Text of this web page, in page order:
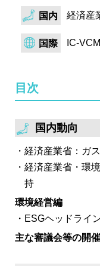
日本卸電力取引
FIT非化石証書は
も、約定割合は
書は高度化法第
S2の確定を受け
議論される日本
GPIFは2022年
民に毎年報告す
GHG削減貢献量
や、企業活動の
析の結果をまとめ
国内 経済産
国際 IC-
目次
国内動向
経済産業省：ガ
経済産業省・環
持
環境経営編
ESGヘッドライ
主な審議会等の開